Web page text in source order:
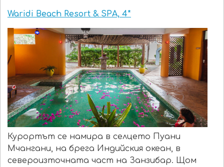
Waridi Beach Resort & SPA, 4*
Курортът се намира в селцето Пуани
Мчангани, на брега Индийския океан, в
североизточната част на Занзибар. Щом